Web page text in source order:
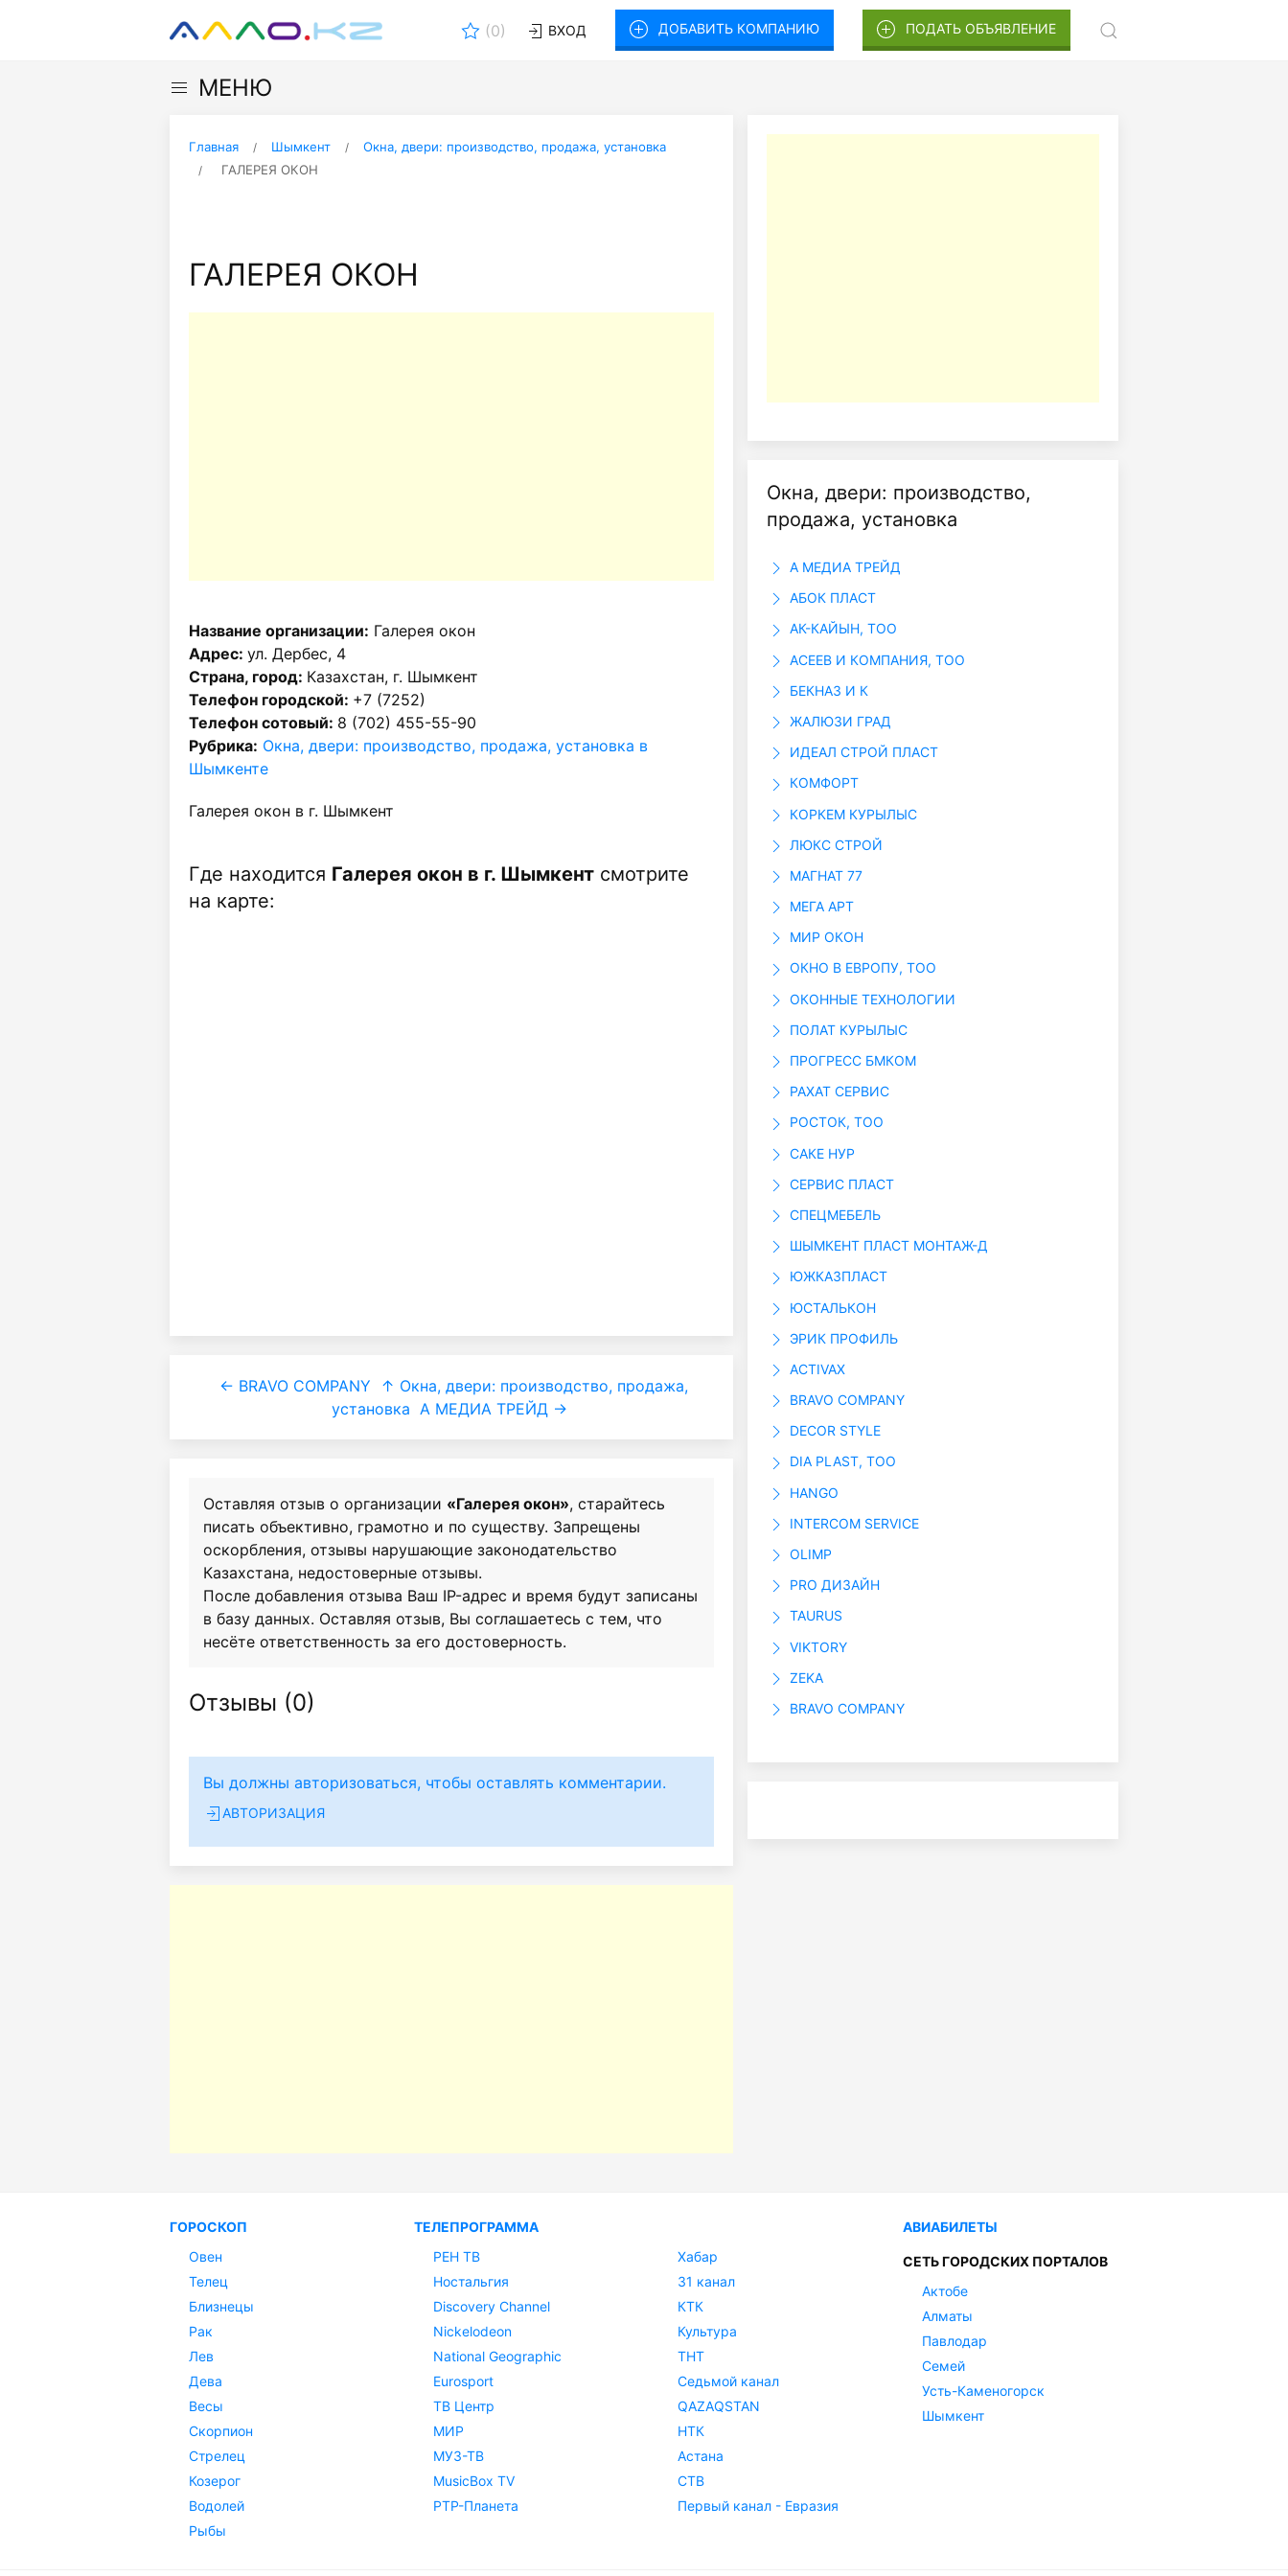
(0) ВХОД ДОБАВИТЬ КОМПАНИЮ ПОДАТЬ ОБЪЯВЛЕНИЕ
МЕНЮ
Главная Шымкент
Окна, двери: производство, продажа, установка
ГАЛЕРЕЯ ОКОН
ГАЛЕРЕЯ ОКОН
Название организации: Галерея окон
Адрес: ул. Дербес, 4
Страна, город: Казахстан, г. Шымкент
Телефон городской: +7 (7252)
Телефон сотовый: 8 (702) 455-55-90
Рубрика: Окна, двери: производство, продажа, установка в
Шымкенте
Галерея окон в г. Шымкент
Где находится Галерея окон в г. Шымкент смотрите
на карте:
← BRAVO COMPANY
↑ Окна, двери: производство, продажа,
установка А МЕДИА ТРЕЙД →
Оставляя отзыв о организации «Галерея окон», старайтесь
писать объективно, грамотно и по существу. Запрещены
оскорбления, отзывы нарушающие законодательство
Казахстана, недостоверные отзывы.
После добавления отзыва Ваш IP-адрес и время будут записаны
в базу данных. Оставляя отзыв, Вы соглашаетесь с тем, что
несёте ответственность за его достоверность.
Отзывы (0)
Вы должны авторизоваться, чтобы оставлять комментарии.
АВТОРИЗАЦИЯ
Окна, двери: производство,
продажа, установка
А МЕДИА ТРЕЙД
АБОК ПЛАСТ
АК-КАЙЫН, ТОО
АСЕЕВ И КОМПАНИЯ, ТОО
БЕКНАЗ И К
ЖАЛЮЗИ ГРАД
ИДЕАЛ СТРОЙ ПЛАСТ
КОМФОРТ
КОРКЕМ КУРЫЛЫС
ЛЮКС СТРОЙ
МАГНАТ 77
МЕГА АРТ
МИР ОКОН
ОКНО В ЕВРОПУ, ТОО
ОКОННЫЕ ТЕХНОЛОГИИ
ПОЛАТ КУРЫЛЫС
ПРОГРЕСС БМКОМ
РАХАТ СЕРВИС
РОСТОК, ТОО
САКЕ НУР
СЕРВИС ПЛАСТ
СПЕЦМЕБЕЛЬ
ШЫМКЕНТ ПЛАСТ МОНТАЖ-Д
ЮЖКАЗПЛАСТ
ЮСТАЛЬКОН
ЭРИК ПРОФИЛЬ
ACTIVAX
BRAVO COMPANY
DECOR STYLE
DIA PLAST, ТОО
HANGO
INTERCOM SERVICE
OLIMP
PRO ДИЗАЙН
TAURUS
VIKTORY
ZEKA
BRAVO COMPANY
ГОРОСКОП
Овен
Телец
Близнецы
Рак
Лев
Дева
Весы
Скорпион
Стрелец
Козерог
Водолей
Рыбы
ТЕЛЕПРОГРАММА
РЕН ТВ
Ностальгия
Discovery Channel
Nickelodeon
National Geographic
Eurosport
ТВ Центр
МИР
МУЗ-ТВ
MusicBox TV
РТР-Планета
Хабар
31 канал
КТК
Культура
ТНТ
Седьмой канал
QAZAQSTAN
НТК
Астана
СТВ
Первый канал - Евразия
АВИАБИЛЕТЫ
СЕТЬ ГОРОДСКИХ ПОРТАЛОВ
Актобе
Алматы
Павлодар
Семей
Усть-Каменогорск
Шымкент